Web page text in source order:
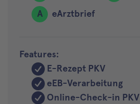
A
eArztbrief
Features:
E-Rezept PKV
eEB-Verarbeitung
Online-Check-in PKV